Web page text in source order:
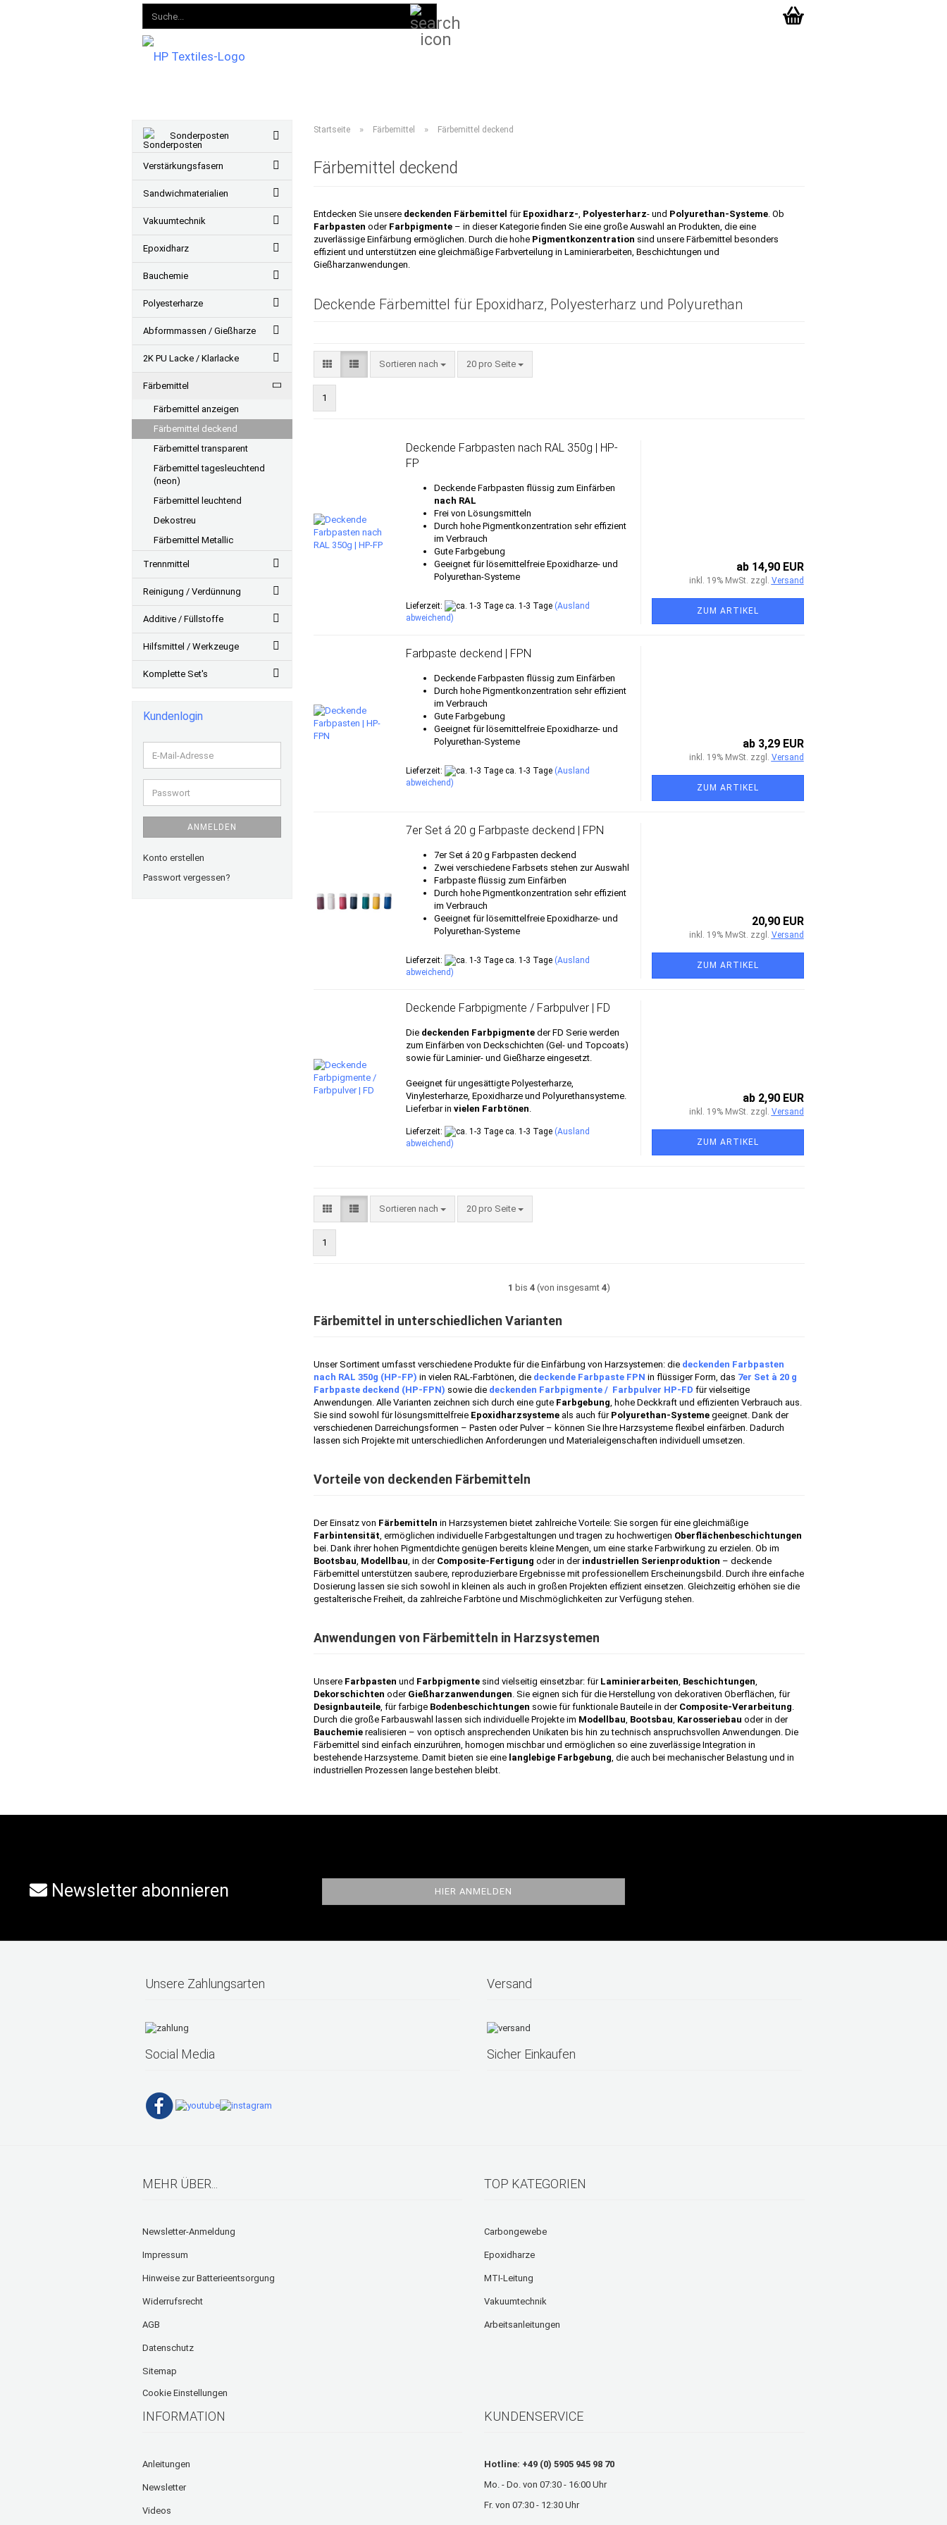
Startseite » Färbemittel » Färbemittel deckend
Färbemittel deckend
Entdecken Sie unsere deckenden Färbemittel für Epoxidharz-, Polyesterharz- und Polyurethan-Systeme. Ob
Farbpasten oder Farbpigmente– in dieser Kategorie finden Sie eine große Auswahl an Produkten, die eine
zuverlässige Einfärbung ermöglichen. Durch die hohe Pigmentkonzentration sind unsere Färbemittel besonders
effizient und unterstützen eine gleichmäßige Farbverteilung in Laminierarbeiten, Beschichtungen und
Gießharzanwendungen.
Deckende Färbemittel für Epoxidharz, Polyesterharz und Polyurethan
Sortieren nach
Sortieren nach 20 pro Seite
pro Seite
1
Deckende Farbpasten nach RAL 350g | HP-
FP
Deckende Farbpasten flüssig zum Einfärben
nach RAL
Frei von Lösungsmitteln
Durch hohe Pigmentkonzentration sehr effizient
im Verbrauch
Gute Farbgebung
Geeignet für lösemittelfreie Epoxidharze- und
Polyurethan-Systeme
Lieferzeit: ca. 1-3 Tage (Ausland
abweichend)
ab 14,90 EUR
inkl. 19% MwSt. zzgl. Versand
ZUM ARTIKEL
Farbpaste deckend | FPN
Deckende Farbpasten flüssig zum Einfärben
Durch hohe Pigmentkonzentration sehr effizient
im Verbrauch
Gute Farbgebung
Geeignet für lösemittelfreie Epoxidharze- und
Polyurethan-Systeme
Lieferzeit: ca. 1-3 Tage (Ausland
abweichend)
ab 3,29 EUR
inkl. 19% MwSt. zzgl. Versand
ZUM ARTIKEL
7er Set á 20 g Farbpaste deckend | FPN
7er Set á 20 g Farbpasten deckend
Zwei verschiedene Farbsets stehen zur Auswahl
Farbpaste flüssig zum Einfärben
Durch hohe Pigmentkonzentration sehr effizient
im Verbrauch
Geeignet für lösemittelfreie Epoxidharze- und
Polyurethan-Systeme
Lieferzeit: ca. 1-3 Tage (Ausland
abweichend)
20,90 EUR
inkl. 19% MwSt. zzgl. Versand
ZUM ARTIKEL
Deckende Farbpigmente / Farbpulver | FD
Diedeckenden Farbpigmenteder FD Serie werden
zum Einfärben von Deckschichten (Gel- und Topcoats)
sowie für Laminier- und Gießharze eingesetzt.
Geeignet für ungesättigte Polyesterharze,
Vinylesterharze, Epoxidharze und Polyurethansysteme.
Lieferbar in vielen Farbtönen.
Lieferzeit: ca. 1-3 Tage (Ausland
abweichend)
ab 2,90 EUR
inkl. 19% MwSt. zzgl. Versand
ZUM ARTIKEL
Sortieren nach
Sortieren nach 20 pro Seite
pro Seite
1
1 bis 4(von insgesamt 4)
Färbemittel in unterschiedlichen Varianten
Unser Sortiment umfasst verschiedene Produkte für die Einfärbung von Harzsystemen: die deckenden Farbpasten
nach RAL 350g (HP-FP) in vielen RAL-Farbtönen, die deckende Farbpaste FPN in flüssiger Form, das 7er Set à 20 g
Farbpaste deckend (HP-FPN) sowie die deckenden Farbpigmente / Farbpulver HP-FD für vielseitige
Anwendungen. Alle Varianten zeichnen sich durch eine gute Farbgebung, hohe Deckkraft und effizienten Verbrauch aus.
Sie sind sowohl für lösungsmittelfreie Epoxidharzsystemeals auch für Polyurethan-Systemegeeignet. Dank der
verschiedenen Darreichungsformen – Pasten oder Pulver – können Sie Ihre Harzsysteme flexibel einfärben. Dadurch
lassen sich Projekte mit unterschiedlichen Anforderungen und Materialeigenschaften individuell umsetzen.
Vorteile von deckenden Färbemitteln
Der Einsatz von Färbemitteln in Harzsystemen bietet zahlreiche Vorteile: Sie sorgen für eine gleichmäßige
Farbintensität, ermöglichen individuelle Farbgestaltungen und tragen zu hochwertigen Oberflächenbeschichtungen
bei. Dank ihrer hohen Pigmentdichte genügen bereits kleine Mengen, um eine starke Farbwirkung zu erzielen. Ob im
Bootsbau, Modellbau, in der Composite-Fertigung oder in der industriellen Serienproduktion – deckende
Färbemittel unterstützen saubere, reproduzierbare Ergebnisse mit professionellem Erscheinungsbild. Durch ihre einfache
Dosierung lassen sie sich sowohl in kleinen als auch in großen Projekten effizient einsetzen. Gleichzeitig erhöhen sie die
gestalterische Freiheit, da zahlreiche Farbtöne und Mischmöglichkeiten zur Verfügung stehen.
Anwendungen von Färbemitteln in Harzsystemen
Unsere Farbpasten und Farbpigmentesind vielseitig einsetzbar: für Laminierarbeiten, Beschichtungen,
Dekorschichten oder Gießharzanwendungen. Sie eignen sich für die Herstellung von dekorativen Oberflächen, für
Designbauteile, für farbige Bodenbeschichtungen sowie für funktionale Bauteile in der Composite-Verarbeitung.
Durch die große Farbauswahl lassen sich individuelle Projekte im Modellbau, Bootsbau, Karosseriebau oder in der
Bauchemierealisieren – von optisch ansprechenden Unikaten bis hin zu technisch anspruchsvollen Anwendungen. Die
Färbemittel sind einfach einzurühren, homogen mischbar und ermöglichen so eine zuverlässige Integration in
bestehende Harzsysteme. Damit bieten sie eine langlebige Farbgebung, die auch bei mechanischer Belastung und in
industriellen Prozessen lange bestehen bleibt.
Sonderposten
Verstärkungsfasern
Sandwichmaterialien
Vakuumtechnik
Epoxidharz
Bauchemie
Polyesterharze
Abformmassen / Gießharze
2K PU Lacke / Klarlacke
Färbemittel
Färbemittel anzeigen
Färbemittel deckend
Färbemittel transparent
Färbemittel tagesleuchtend
(neon)
Färbemittel leuchtend
Dekostreu
Färbemittel Metallic
Trennmittel
Reinigung / Verdünnung
Additive / Füllstoffe
Hilfsmittel / Werkzeuge
Komplette Set's
Kundenlogin
E-
Mail-
Adresse
Passwort
ANMELDEN
Konto erstellen
Passwort vergessen?
Newsletter abonnieren
Unsere Zahlungsarten Versand
Social Media Sicher Einkaufen
MEHR ÜBER...
Newsletter-Anmeldung
Impressum
Hinweise zur Batterieentsorgung
Widerrufsrecht
AGB
Datenschutz
Sitemap
Cookie Einstellungen
TOP KATEGORIEN
Carbongewebe
Epoxidharze
MTI-Leitung
Vakuumtechnik
Arbeitsanleitungen
INFORMATION
Anleitungen
Newsletter
Videos
KUNDENSERVICE
Hotline: +49 (0) 5905 945 98 70
Mo. - Do. von 07:30 - 16:00 Uhr
Fr. von 07:30 - 12:30 Uhr